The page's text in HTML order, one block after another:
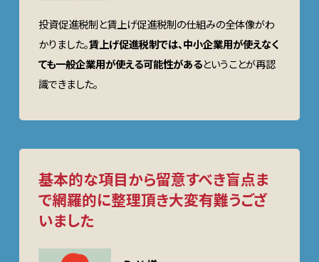
投資促進税制と賃上げ促進税制の仕組みの全体像がわ
かりました。賃上げ促進税制では、中小企業用が使えなく
ても一般企業用が使える可能性があるということが再認
識できました。
基本的な項目から留意すべき盲点ま
で網羅的に整理頂き大変有難うござ
いました